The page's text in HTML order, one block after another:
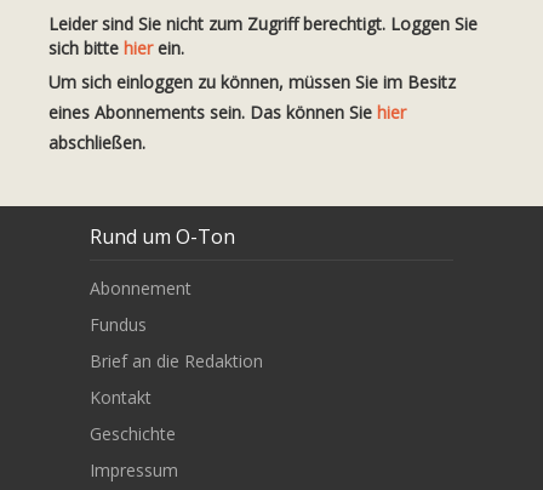
Leider sind Sie nicht zum Zugriff berechtigt. Loggen Sie
sich bitte hierein.
Um sich einloggen zu können, müssen Sie im Besitz
eines Abonnements sein. Das können Sie hier
abschließen.
Rund um O-Ton
Abonnement
Fundus
Brief an die Redaktion
Kontakt
Geschichte
Impressum